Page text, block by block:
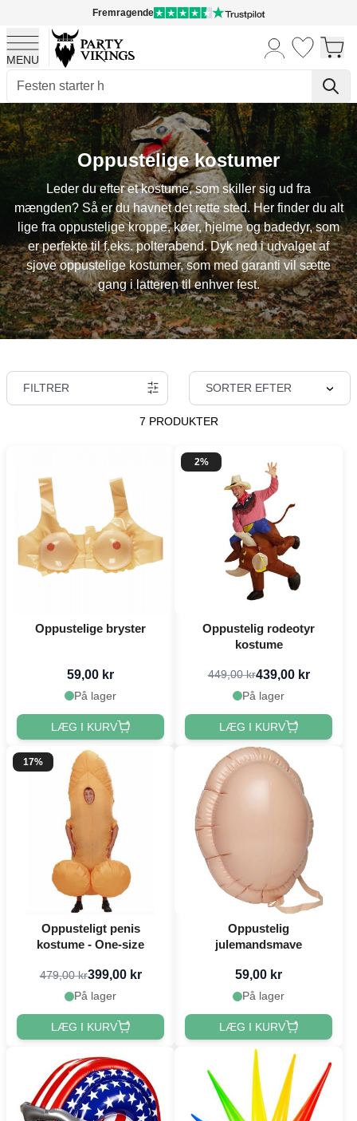
Fremragende
MENU
Skip to Content
Oppustelige kostumer
Leder du efter et kostume, som skiller sig ud fra
mængden? Så er du havnet det rette sted. Her finder du alt
lige fra oppustelige kroppe, køer, hjelme og badedyr, som
er perfekte til f.eks. polterabend. Dyk ned i udvalget af
sjove oppustelige kostumer, som med garanti vil sætte
gang i latteren til enhver fest.
FILTRER SORTER EFTER
7 PRODUKTER
Oppustelige bryster
59,00 kr
På lager
LÆG I KURV
2%
Oppustelig rodeotyr
kostume
449,00 kr439,00 kr
På lager
LÆG I KURV
17%
Oppusteligt penis
kostume - One-size
479,00 kr399,00 kr
På lager
LÆG I KURV
Oppustelig
julemandsmave
59,00 kr
På lager
LÆG I KURV